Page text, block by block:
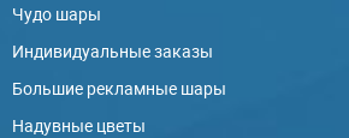
Чудо шары
Индивидуальные заказы
Большие рекламные шары
Надувные цветы